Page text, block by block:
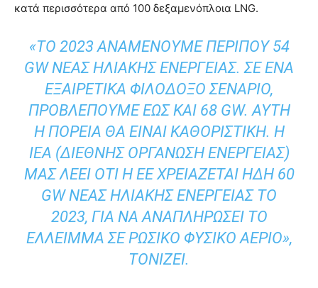
κατά περισσότερα από 100 δεξαμενόπλοια LNG.
«ΤΟ 2023 ΑΝΑΜΈΝΟΥΜΕ ΠΕΡΊΠΟΥ 54
GW ΝΈΑΣ ΗΛΙΑΚΉΣ ΕΝΈΡΓΕΙΑΣ. ΣΕ ΈΝΑ
ΕΞΑΙΡΕΤΙΚΆ ΦΙΛΌΔΟΞΟ ΣΕΝΆΡΙΟ,
ΠΡΟΒΛΈΠΟΥΜΕ ΈΩΣ ΚΑΙ 68 GW. ΑΥΤΉ
Η ΠΟΡΕΊΑ ΘΑ ΕΊΝΑΙ ΚΑΘΟΡΙΣΤΙΚΉ. Η
IEA (ΔΙΕΘΝΉΣ ΟΡΓΆΝΩΣΗ ΕΝΈΡΓΕΙΑΣ)
ΜΑΣ ΛΈΕΙ ΌΤΙ Η ΕΕ ΧΡΕΙΆΖΕΤΑΙ ΉΔΗ 60
GW ΝΈΑΣ ΗΛΙΑΚΉΣ ΕΝΈΡΓΕΙΑΣ ΤΟ
2023, ΓΙΑ ΝΑ ΑΝΑΠΛΗΡΏΣΕΙ ΤΟ
ΈΛΛΕΙΜΜΑ ΣΕ ΡΩΣΙΚΌ ΦΥΣΙΚΌ ΑΈΡΙΟ»,
ΤΟΝΊΖΕΙ.